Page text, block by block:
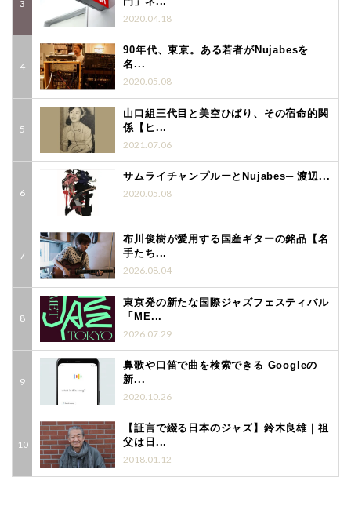
2020.04.18
90年代、東京。ある若者がNujabesを
名...
2020.05.08
山口組三代目と美空ひばり、その宿命的関
係【ヒ...
2021.07.06
サムライチャンプルーとNujabes─ 渡辺...
2020.05.08
布川俊樹が愛用する国産ギターの銘品【名
手たち...
2026.08.04
東京発の新たな国際ジャズフェスティバル
「ME...
2026.07.29
鼻歌や口笛で曲を検索できる Googleの
新...
2020.10.26
【証言で綴る日本のジャズ】鈴木良雄｜祖
父は日...
2018.01.12